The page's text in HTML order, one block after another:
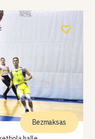
Bezmaksas